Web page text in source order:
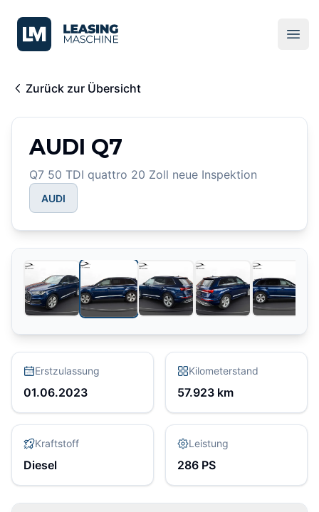
LeasingMaschine
Zurück zur Übersicht
AUDI Q7
Q7 50 TDI quattro 20 Zoll neue Inspektion
AUDI
Erstzulassung
01.06.2023
Kilometerstand
57.923 km
Kraftstoff
Diesel
Leistung
286 PS